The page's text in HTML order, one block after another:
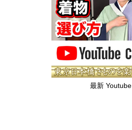
最新 Youtube